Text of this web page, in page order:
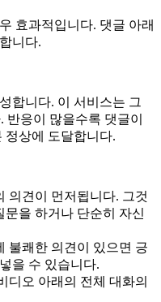
효과적입니다. 댓글 아래
니다.
합니다. 이 서비스는 그
응이 많을수록 댓글이
정상에 도달합니다.
의견이 먼저됩니다. 그것
을 하거나 단순히 자신
불쾌한 의견이 있으면 긍
을 수 있습니다.
디오 아래의 전체 대화의